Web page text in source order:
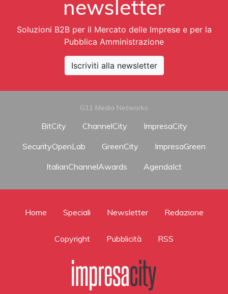
newsletter
Soluzioni B2B per il Mercato delle Imprese e per la
Pubblica Amministrazione
Iscriviti alla newsletter
G11 Media Networks
BitCity ChannelCity
ImpresaCity
SecurityOpenLab
GreenCity
ImpresaGreen
ItalianChannelAwards
AgendaIct
Home Speciali Newsletter Redazione
Copyright Pubblicità RSS